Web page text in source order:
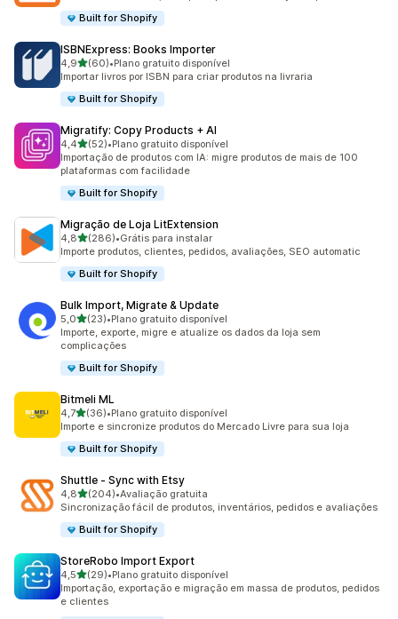
Built for Shopify
ISBNExpress: Books Importer
4,9de 5 estrelas
(60)
60 avaliações ao todo
•Plano gratuito disponível
Importar livros por ISBN para criar produtos na livraria
Built for Shopify
Migratify: Copy Products + AI
4,4de 5 estrelas
(52)
52 avaliações ao todo
•Plano gratuito disponível
Importação de produtos com IA: migre produtos de mais de 100
plataformas com facilidade
Built for Shopify
Migração de Loja LitExtension
4,8de 5 estrelas
(286)
286 avaliações ao todo
•Grátis para instalar
Importe produtos, clientes, pedidos, avaliações, SEO automatic
Built for Shopify
Bulk Import, Migrate & Update
5,0de 5 estrelas
(23)
23 avaliações ao todo
•Plano gratuito disponível
Importe, exporte, migre e atualize os dados da loja sem
complicações
Built for Shopify
Bitmeli ML
4,7de 5 estrelas
(36)
36 avaliações ao todo
•Plano gratuito disponível
Importe e sincronize produtos do Mercado Livre para sua loja
Built for Shopify
Shuttle ‑ Sync with Etsy
4,8de 5 estrelas
(204)
204 avaliações ao todo
•Avaliação gratuita
Sincronização fácil de produtos, inventários, pedidos e avaliações
Built for Shopify
StoreRobo Import Export
4,5de 5 estrelas
(29)
29 avaliações ao todo
•Plano gratuito disponível
Importação, exportação e migração em massa de produtos, pedidos
e clientes